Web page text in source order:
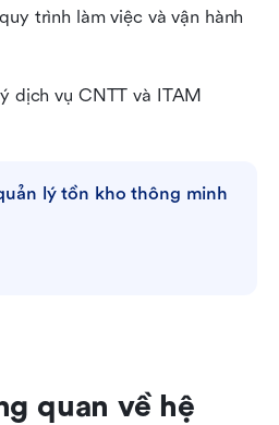
trình làm việc và vận hành
dịch vụ CNTT và ITAM
lý tồn kho thông minh
quan về hệ